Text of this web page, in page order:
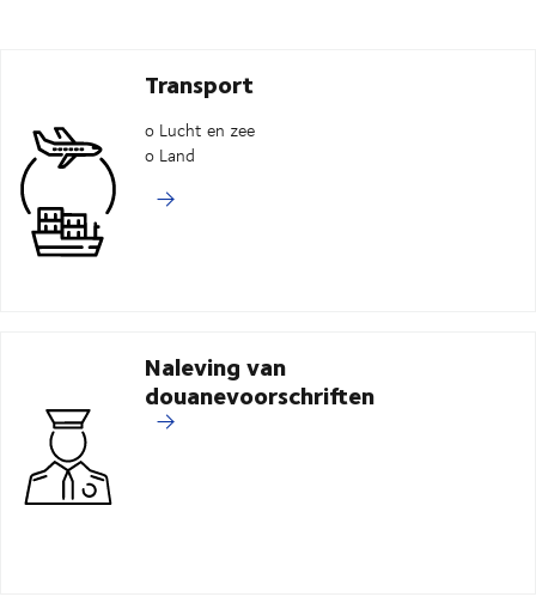
Transport
o Lucht en zee
o Land
Naleving van
douanevoorschriften